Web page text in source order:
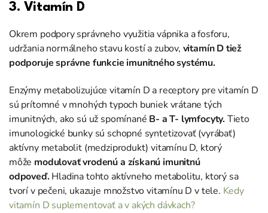
3. Vitamín D
Okrem podpory správneho využitia vápnika a fosforu,
udržania normálneho stavu kostí a zubov, vitamín D tiež
podporuje správne funkcie imunitného systému.
Enzýmy metabolizujúce vitamín D a receptory pre vitamín D
sú prítomné v mnohých typoch buniek vrátane tých
imunitných, ako sú už spomínané B- a T- lymfocyty. Tieto
imunologické bunky sú schopné syntetizovať (vyrábať)
aktívny metabolit (medziprodukt) vitamínu D, ktorý
môže modulovaťvrodenú a získanú imunitnú
odpoveď. Hladina tohto aktívneho metabolitu, ktorý sa
tvorí v pečeni, ukazuje množstvo vitamínu D v tele. Kedy
vitamín D suplementovať a v akých dávkach?